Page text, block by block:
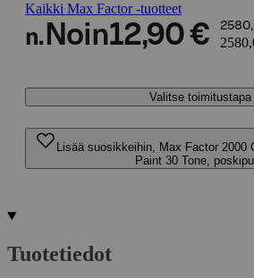
Kaikki Max Factor -tuotteet
n. Noin12,90 €
Valitse toimitustapa
Lisää suosikkeihin, Max Factor 2000
Paint 30 Tone,
Tuotetiedot